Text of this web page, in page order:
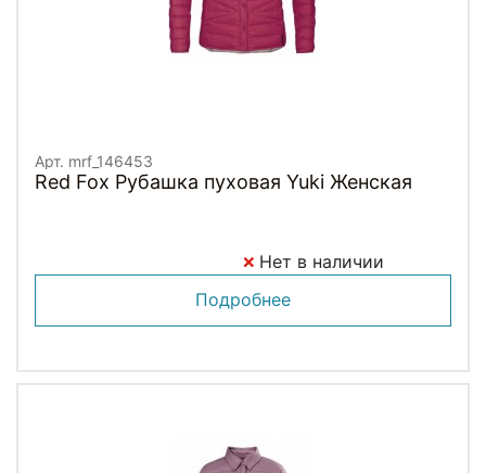
Арт. mrf_146453
Red Fox Рубашка пуховая Yuki Женская
Нет в наличии
Подробнее